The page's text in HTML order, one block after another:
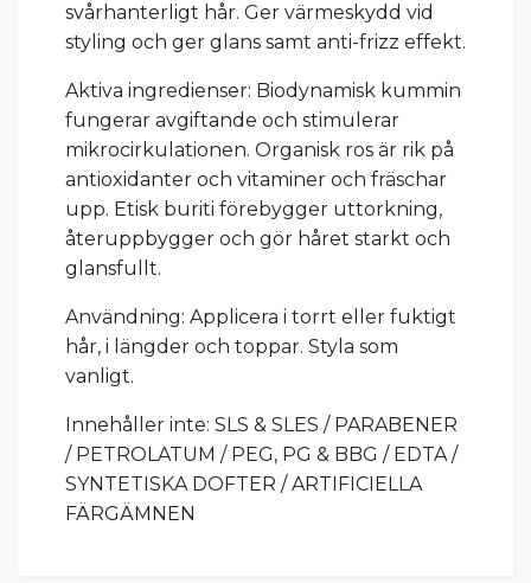
svårhanterligt hår. Ger värmeskydd vid
styling och ger glans samt anti-frizz effekt.
Aktiva ingredienser: Biodynamisk kummin
fungerar avgiftande och stimulerar
mikrocirkulationen. Organisk ros är rik på
antioxidanter och vitaminer och fräschar
upp. Etisk buriti förebygger uttorkning,
återuppbygger och gör håret starkt och
glansfullt.
Användning: Applicera i torrt eller fuktigt
hår, i längder och toppar. Styla som
vanligt.
Innehåller inte: SLS & SLES / PARABENER
/ PETROLATUM / PEG, PG & BBG / EDTA /
SYNTETISKA DOFTER / ARTIFICIELLA
FÄRGÄMNEN